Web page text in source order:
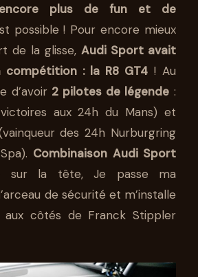
plus de fun et de
possible ! Pour encore mieux
de la glisse, Audi Sport avait
: la R8 GT4 ! Au
d’avoir 2 pilotes de légende :
aux 24h du Mans) et
des 24h Nurburgring
Combinaison Audi Sport
sur la tête, Je passe ma
de sécurité et m’installe
côtés de Franck Stippler